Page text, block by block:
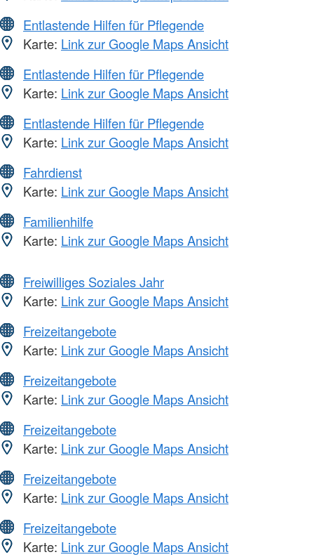
Entlastende Hilfen für Pflegende
Karte: Link zur Google Maps Ansicht
Entlastende Hilfen für Pflegende
Karte: Link zur Google Maps Ansicht
Entlastende Hilfen für Pflegende
Karte: Link zur Google Maps Ansicht
Fahrdienst
Karte: Link zur Google Maps Ansicht
Familienhilfe
Karte: Link zur Google Maps Ansicht
Freiwilliges Soziales Jahr
Karte: Link zur Google Maps Ansicht
Freizeitangebote
Karte: Link zur Google Maps Ansicht
Freizeitangebote
Karte: Link zur Google Maps Ansicht
Freizeitangebote
Karte: Link zur Google Maps Ansicht
Freizeitangebote
Karte: Link zur Google Maps Ansicht
Freizeitangebote
Karte: Link zur Google Maps Ansicht